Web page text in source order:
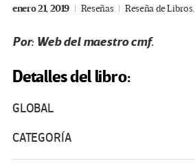
enero 21, 2019 Reseñas Reseña de Libros,
Por: Web del maestro cmf.
Detalles del libro:
GLOBAL
CATEGORÍA